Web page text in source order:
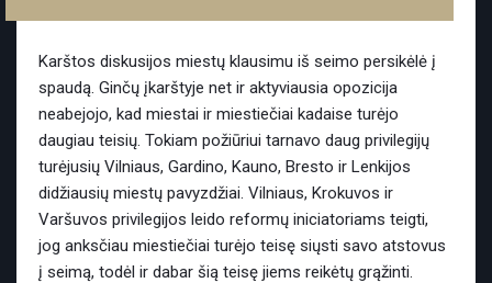
Karštos diskusijos miestų klausimu iš seimo persikėlė į
spaudą. Ginčų įkarštyje net ir aktyviausia opozicija
neabejojo, kad miestai ir miestiečiai kadaise turėjo
daugiau teisių. Tokiam požiūriui tarnavo daug privilegijų
turėjusių Vilniaus, Gardino, Kauno, Bresto ir Lenkijos
didžiausių miestų pavyzdžiai. Vilniaus, Krokuvos ir
Varšuvos privilegijos leido reformų iniciatoriams teigti,
jog anksčiau miestiečiai turėjo teisę siųsti savo atstovus
į seimą, todėl ir dabar šią teisę jiems reikėtų grąžinti.